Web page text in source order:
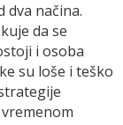
dva načina.
da se
i osoba
su loše i teško